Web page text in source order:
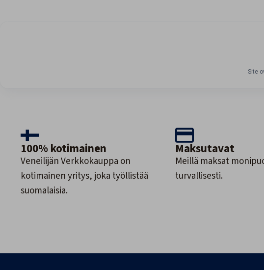
Site
100% kotimainen
Veneilijän Verkkokauppa on
kotimainen yritys, joka työllistää
suomalaisia.
Maksutavat
Meillä maksat
turvallisesti.